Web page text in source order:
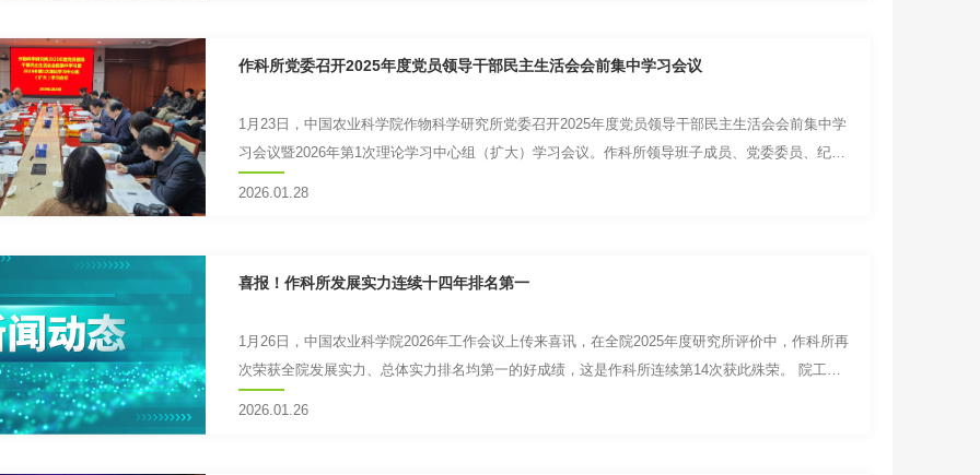
作科所党委召开2025年度党员领导干部民主生活会会前集中学习会议
1月23日，中国农业科学院作物科学研究所党委召开2025年度党员领导干部民主生活会会前集中学
习会议暨2026年第1次理论学习中心组（扩大）学习会议。作科所领导班子成员、党委委员、纪委
2026.01.28
喜报！作科所发展实力连续十四年排名第一
1月26日，中国农业科学院2026年工作会议上传来喜讯，在全院2025年度研究所评价中，作科所再
次荣获全院发展实力、总体实力排名均第一的好成绩，这是作科所连续第14次获此殊荣。 院工作
2026.01.26